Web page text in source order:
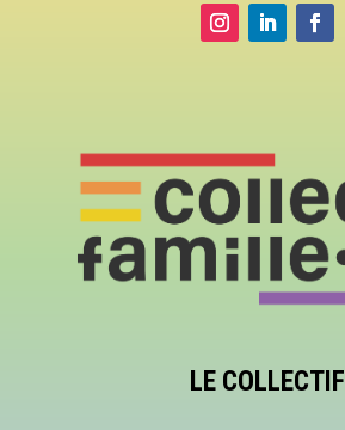
LE COLLECTIF